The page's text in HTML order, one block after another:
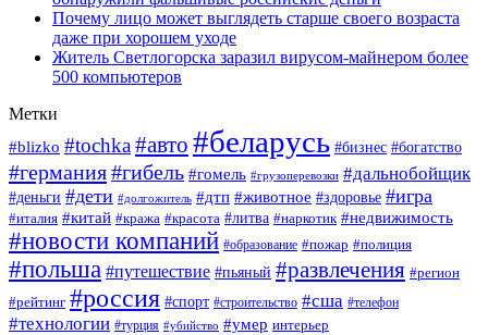
Почему лицо может выглядеть старше своего возраста
даже при хорошем уходе
Житель Светлогорска заразил вирусом-майнером более
500 компьютеров
Метки
#blizko #tochka#авто #беларусь #бизнес #богатство
#германия#гибель #гомель #грузоперевозки #дальнобойщик
#деньги #дети #долгожитель #дтп #животное #здоровье #игра
#италия #китай #кража #красота #литва #наркотик #недвижимость
#новости компаний #образование #пожар #полиция
#польша #путешествие #пьяный #развлечения #регион
#рейтинг #россия #спорт #строительство #сша #телефон
#технологии #турция #убийство #умер интерьер